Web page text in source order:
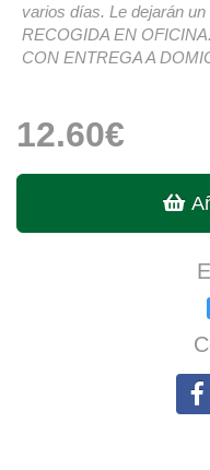
varios días. Le dejarán
RECOGIDA EN
CON ENTREGA A
12.60€